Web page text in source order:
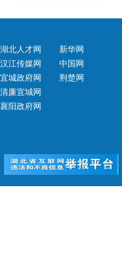
湖北人才网
汉江传媒网
宜城政府网
清廉宜城网
襄阳政府网
新华网
中国网
荆楚网